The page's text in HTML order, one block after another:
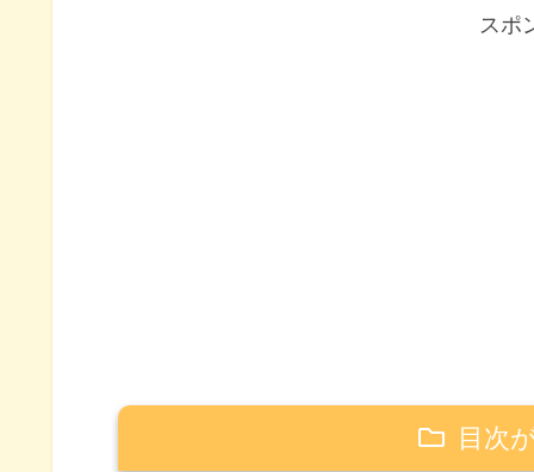
スポ
目次